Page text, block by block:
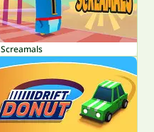
Screamals